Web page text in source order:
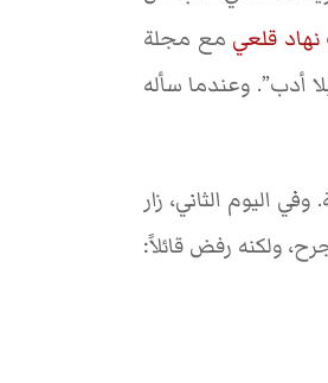
نهاد قلعي مع مجلة
بلا أدب”. وعندما سأله
اليوم الثاني، زار
ولكنه رفض قائلاً: